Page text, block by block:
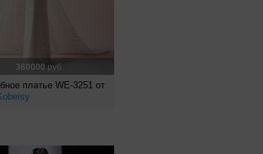
360000 руб.
платье WE-3251 от